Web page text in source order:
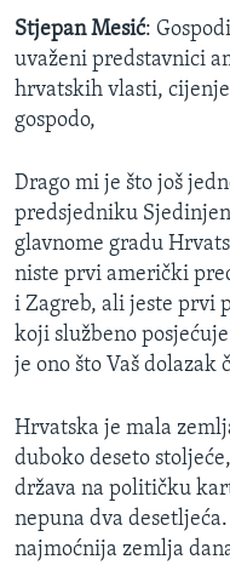
Stjepan Mesić:
uvaženi predstavnici
hrvatskih vlasti,
gospodo,
Drago mi je što još
predsjedniku
glavnome gradu
niste prvi američki
i Zagreb, ali jeste prvi
koji službeno
je ono što Vaš dolazak
Hrvatska je mala
duboko deseto
država na političku
nepuna dva
najmoćnija zemlja